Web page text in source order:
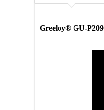
Greeloy® GU-